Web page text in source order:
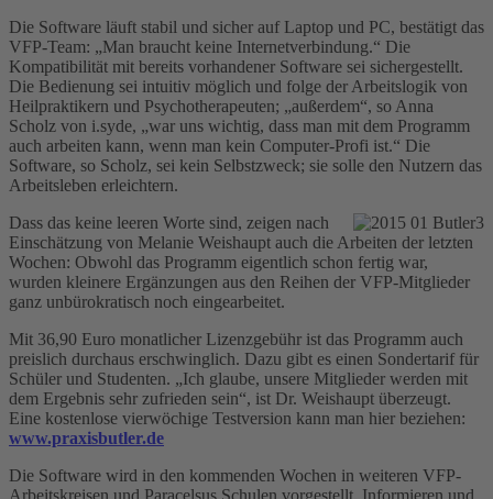
Die Software läuft stabil und sicher auf Laptop und PC, bestätigt das
VFP-Team: „Man braucht keine Internetverbindung.“ Die
Kompatibilität mit bereits vorhandener Software sei sichergestellt.
Die Bedienung sei intuitiv möglich und folge der Arbeitslogik von
Heilpraktikern und Psychotherapeuten; „außerdem“, so Anna
Scholz von i.syde, „war uns wichtig, dass man mit dem Programm
auch arbeiten kann, wenn man kein Computer-Profi ist.“ Die
Software, so Scholz, sei kein Selbstzweck; sie solle den Nutzern das
Arbeitsleben erleichtern.
Dass das keine leeren Worte sind, zeigen nach
Einschätzung von Melanie Weishaupt auch die Arbeiten der letzten
Wochen: Obwohl das Programm eigentlich schon fertig war,
wurden kleinere Ergänzungen aus den Reihen der VFP-Mitglieder
ganz unbürokratisch noch eingearbeitet.
Mit 36,90 Euro monatlicher Lizenzgebühr ist das Programm auch
preislich durchaus erschwinglich. Dazu gibt es einen Sondertarif für
Schüler und Studenten. „Ich glaube, unsere Mitglieder werden mit
dem Ergebnis sehr zufrieden sein“, ist Dr. Weishaupt überzeugt.
Eine kostenlose vierwöchige Testversion kann man hier beziehen:
www.praxisbutler.de
Die Software wird in den kommenden Wochen in weiteren VFP-
Arbeitskreisen und Paracelsus Schulen vorgestellt. Informieren und